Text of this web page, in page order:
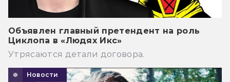
Объявлен главный претендент на роль
Циклопа в «Людях Икс»
Утрясаются детали договора.
Новости